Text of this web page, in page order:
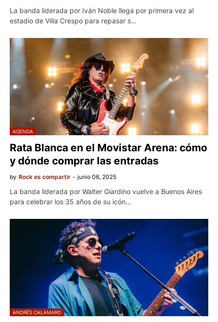
La banda liderada por Iván Noble llega por primera vez al
estadio de Villa Crespo para repasar s…
AGENDA
Rata Blanca en el Movistar Arena: cómo
y dónde comprar las entradas
by Rock es compartir - junio 06, 2025
La banda liderada por Walter Giardino vuelve a Buenos Aires
para celebrar los 35 años de su icón…
ANDRÉS CALAMARO